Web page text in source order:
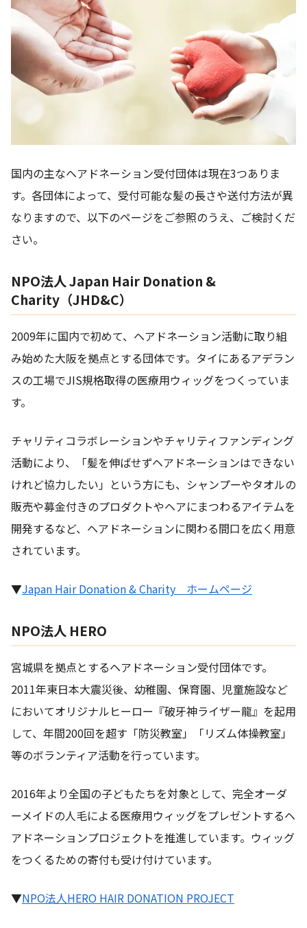
国内の主なヘアドネーション受付団体は現在3つありま
す。各団体によって、受付可能な髪の長さや送付方法が異
なりますので、以下のページをご参照のうえ、ご検討くだ
さい。
NPO法人 Japan Hair Donation &
Charity（JHD&C）
2009年に国内で初めて、ヘアドネーション活動に取り組
み始めた大阪を拠点とする団体です。タイにあるアデラン
スの工場でJIS規格取得の医療用ウィッグをつくっていま
す。
チャリティコラボレーションやチャリティファンディング
活動により、「髪を伸ばせずヘアドネーションはできない
けれど協力したい」という方にも、シャンプーやタオルの
販売や募金付きのプロダクトやヘアにまつわるアイテムを
開発するなど、ヘアドネーションに関わる間口を広く用意
されています。
▼Japan Hair Donation & Charity ホームページ
NPO法人 HERO
宮城県を拠点とするヘアドネーション受付団体です。
2011年東日本大震災後、幼稚園、保育園、児童施設など
においてオリジナルヒーロー『破牙神ライザー龍』を起用
して、年間200回を超す「防災教室」「リズム体操教室」
等のボランティア活動を行っています。
2016年より全国の子どもたちを対象として、完全オーダ
ーメイドの人毛による医療用ウィッグをプレゼントするヘ
アドネーションプロジェクトを推進しています。ウィッグ
をつくるための寄付も受け付けています。
▼NPO法人HERO HAIR DONATION PROJECT